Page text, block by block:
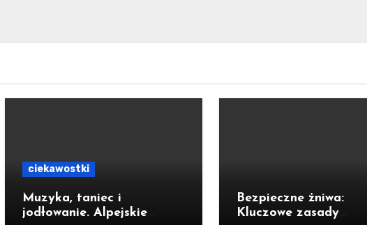
ciekawostki
Muzyka, taniec i
jodłowanie. Alpejskie
Bezpieczne żniwa:
Kluczowe zasady